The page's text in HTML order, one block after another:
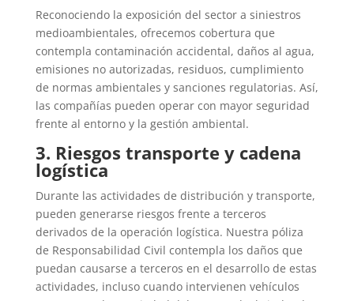
Reconociendo la exposición del sector a siniestros
medioambientales, ofrecemos cobertura que
contempla contaminación accidental, daños al agua,
emisiones no autorizadas, residuos, cumplimiento
de normas ambientales y sanciones regulatorias. Así,
las compañías pueden operar con mayor seguridad
frente al entorno y la gestión ambiental.
3. Riesgos transporte y cadena
logística
Durante las actividades de distribución y transporte,
pueden generarse riesgos frente a terceros
derivados de la operación logística. Nuestra póliza
de Responsabilidad Civil contempla los daños que
puedan causarse a terceros en el desarrollo de estas
actividades, incluso cuando intervienen vehículos